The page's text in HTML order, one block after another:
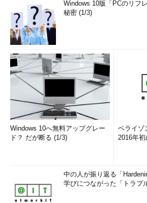
Windows 10版「PCのリフ
秘密 (1/3)
Windows 10へ無料アップグレー
ド？ だが断る (1/3)
ベライゾ
2016年
中の人が振り返る「
学びにつながった「トラブ